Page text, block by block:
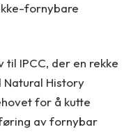
fornybare
IPCC, der en rekke
History
for å kutte
av fornybar